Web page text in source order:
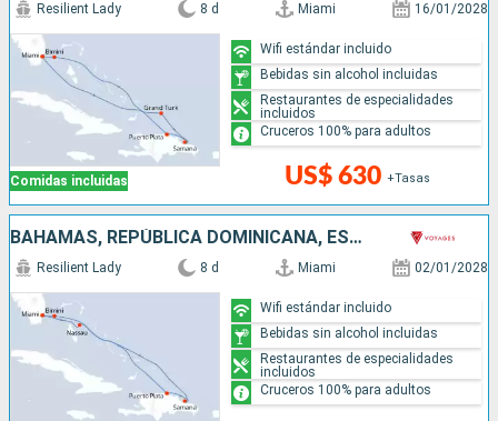
Comidas incluidas
Resilient Lady 8 d Miami 16/01/2028
US$ 630 +Tasas
Wifi estándar incluido
Bebidas sin alcohol incluidas
Restaurantes de especialidades
incluidos
Cruceros 100% para adultos
BAHAMAS, REPÚBLICA DOMINICANA, ESTADOS UNIDOS
Resilient Lady 8 d Miami 02/01/2028
Wifi estándar incluido
Bebidas sin alcohol incluidas
Restaurantes de especialidades
incluidos
Cruceros 100% para adultos